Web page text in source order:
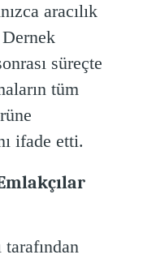
aracılık
süreçte
tüm
ifade etti.